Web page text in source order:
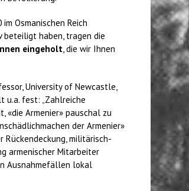
Osmanischen Reich
beteiligt haben, tragen die
eingeholt, die wir Ihnen
University of Newcastle,
u.a. fest: „Zahlreiche
«die Armenier» pauschal zu
der Armenier»
militärisch-
armenischer Mitarbeiter
Ausnahmefällen lokal